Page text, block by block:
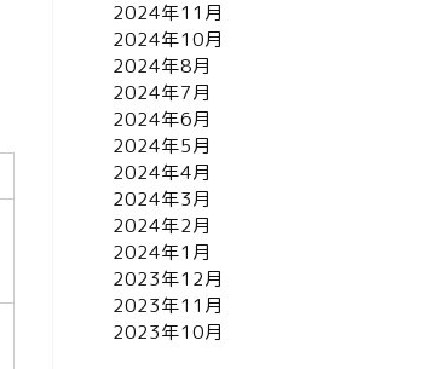
2024年11月
2024年10月
2024年8月
2024年7月
2024年6月
2024年5月
2024年4月
2024年3月
2024年2月
2024年1月
2023年12月
2023年11月
2023年10月